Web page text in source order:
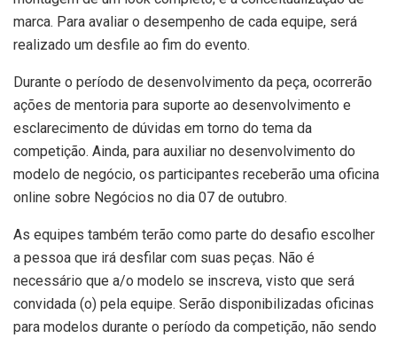
marca. Para avaliar o desempenho de cada equipe, será
realizado um desfile ao fim do evento.
Durante o período de desenvolvimento da peça, ocorrerão
ações de mentoria para suporte ao desenvolvimento e
esclarecimento de dúvidas em torno do tema da
competição. Ainda, para auxiliar no desenvolvimento do
modelo de negócio, os participantes receberão uma oficina
online sobre Negócios no dia 07 de outubro.
As equipes também terão como parte do desafio escolher
a pessoa que irá desfilar com suas peças. Não é
necessário que a/o modelo se inscreva, visto que será
convidada (o) pela equipe. Serão disponibilizadas oficinas
para modelos durante o período da competição, não sendo